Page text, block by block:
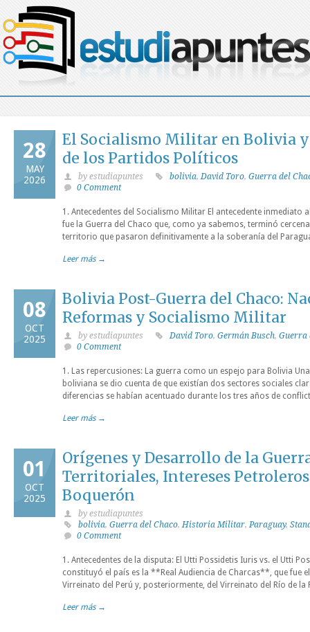
28
MAY
2026
El Socialismo Militar en Bolivia
de los Partidos Políticos
by estudiapuntes bolivia,David Toro, Guerra del
0 Comment
1. Antecedentes del Socialismo Militar El antecedente
fue la Guerra del Chaco que, como ya sabemos, terminó
territorio que pasaron definitivamente a la soberanía del
Leer más →
08
OCT
2025
Bolivia Post-Guerra del Chaco:
Reformas y Socialismo Militar
by estudiapuntes David Toro, Germán Busch, Guerra
0 Comment
1. Las repercusiones: La guerra como un espejo para Bolivia
boliviana se dio cuenta de que existían dos sectores sociales
diferencias se habían acentuado durante los tres años de
Leer más →
01
OCT
2025
Orígenes y Desarrollo de la
Territoriales, Intereses
Boquerón
by estudiapuntes
bolivia, Guerra del Chaco,Historia Militar,Paraguay,
0 Comment
1. Antecedentes de la disputa: El Utti Possidetis Iuris vs. el Utti
constituyó el país es la **Real Audiencia de Charcas**, que fue
Virreinato del Perú y, posteriormente, del Virreinato del Río de la
Leer más →